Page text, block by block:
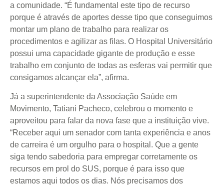
a comunidade. “É fundamental este tipo de recurso
porque é através de aportes desse tipo que conseguimos
montar um plano de trabalho para realizar os
procedimentos e agilizar as filas. O Hospital Universitário
possui uma capacidade gigante de produção e esse
trabalho em conjunto de todas as esferas vai permitir que
consigamos alcançar ela”, afirma.
Já a superintendente da Associação Saúde em
Movimento, Tatiani Pacheco, celebrou o momento e
aproveitou para falar da nova fase que a instituição vive.
“Receber aqui um senador com tanta experiência e anos
de carreira é um orgulho para o hospital. Que a gente
siga tendo sabedoria para empregar corretamente os
recursos em prol do SUS, porque é para isso que
estamos aqui todos os dias. Nós precisamos dos